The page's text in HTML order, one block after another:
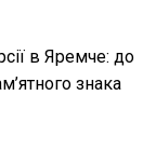
в Яремче: до
знака